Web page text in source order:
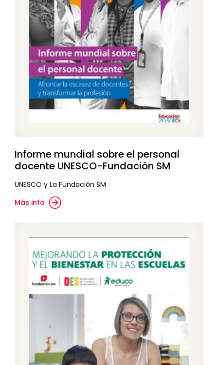
Informe mundial sobre el personal
docente UNESCO-Fundación SM
UNESCO y La Fundación SM
Más info